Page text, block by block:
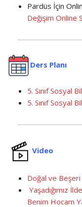
Pardüs İçin
Değişim Online
Ders Planı
5. Sınıf Sosyal
5. Sınıf Sosyal
Video
Doğal ve
Yaşadığımız
Benim Hocam